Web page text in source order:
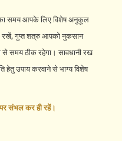
समय आपके लिए विशेष अनुकूल
रखें, गुप्त शत्रु आपको नुकसान
से समय ठीक रहेगा। सावधानी रख
उपाय करवाने से भाग्य विशेष
संभल कर ही रहें।